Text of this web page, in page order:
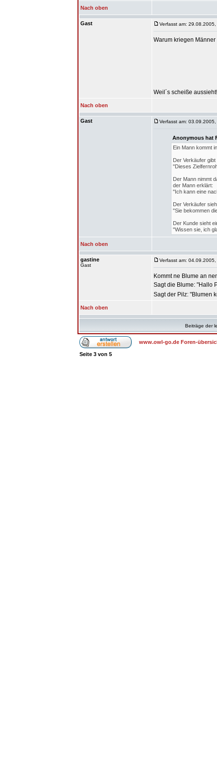
Nach oben
Gast Verfasst am: 29.08.2005,
Warum kriegen
Weil´s scheiße
Nach oben
Gast Verfasst am:
Anonymous hat
Ein Mann kommt
Der Verkäufer
"Dieses
Der Mann nimmt
der Mann erklärt:
"Ich kann eine
Der Verkäufer
"Sie bekommen
Der Kunde sieht
"Wissen sie, ich
Nach oben
gastine
Gast
Verfasst am:
Kommt ne Blume an
Sagt die Blume: "Hallo
Sagt der Pilz: "Blumen
Nach oben
Beiträge der
www.owl-go.de Foren-
Seite 3 von 5